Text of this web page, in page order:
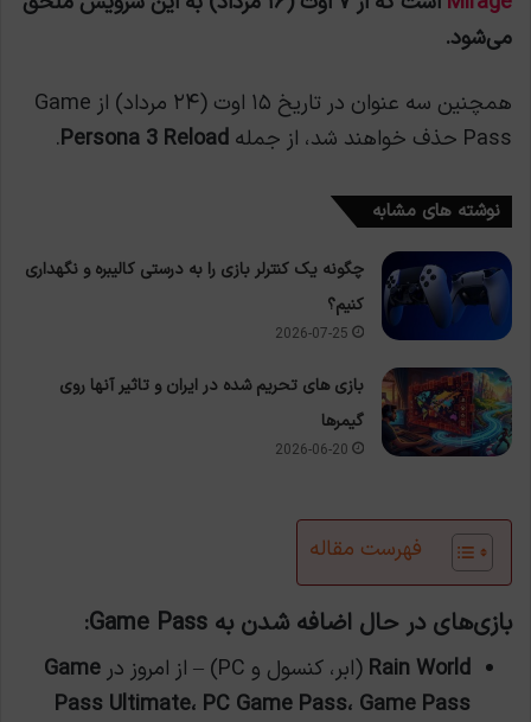
می‌شود.
همچنین سه عنوان در تاریخ ۱۵ اوت (۲۴ مرداد) از Game
Pass حذف خواهند شد، از جمله
Persona 3 Reload
.
نوشته های مشابه
چگونه یک کنترلر بازی را به درستی کالیبره و نگهداری
کنیم؟
2026-07-25
بازی های تحریم شده در ایران و تاثیر آنها روی
گیمرها
2026-06-20
فهرست مقاله
بازی‌های در حال اضافه شدن به Game Pass:
Rain World (ابر، کنسول و PC) – از امروز در
Game
Pass Ultimate، PC Game Pass، Game Pass